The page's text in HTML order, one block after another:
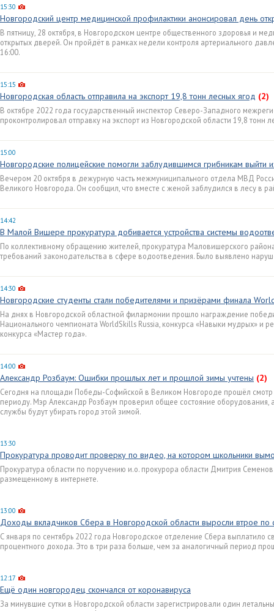
15:30
Новгородский центр медицинской профилактики анонсировал день
В пятницу, 28 октября, в Новгородском центре общественного здоровья и
открытых дверей. Он пройдёт в рамках недели контроля артериального
16:00.
15:15
Новгородская область отправила на экспорт 19,8 тонн лесных ягод (2)
В октябре 2022 года государственный инспектор Северо-Западного
проконтролировал отправку на экспорт из Новгородской области 19,8 тонн
15:00
Новгородские полицейские помогли заблудившимся грибникам выйти
Вечером 20 октября в дежурную часть межмуниципального отдела МВД
Великого Новгорода. Он сообщил, что вместе с женой заблудился в лесу в
14:42
В Малой Вишере прокуратура добивается устройства системы
По коллективному обращению жителей, прокуратура Маловишерского
требований законодательства в сфере водоотведения. Было выявлено
14:30
Новгородские студенты стали победителями и призёрами финала
На днях в Новгородской областной филармонии прошло награждение
Национального чемпионата WorldSkills Russia, конкурса «Навыки мудрых» и
конкурса «Мастер года».
14:00
Александр Розбаум: Ошибки прошлых лет и прошлой зимы учтены (2)
Сегодня на площади Победы-Софийской в Великом Новгороде прошёл смотр
периоду. Мэр Александр Розбаум проверил общее состояние оборудования,
службы будут убирать город этой зимой.
13:30
Прокуратура проводит проверку по видео, на котором школьники
Прокуратура области по поручению и.о. прокурора области Дмитрия
размещенному в интернете.
13:00
Доходы вкладчиков Сбера в Новгородской области выросли втрое
С января по сентябрь 2022 года Новгородское отделение Сбера выплатило
процентного дохода. Это в три раза больше, чем за аналогичный период
12:17
Ещё один новгородец скончался от коронавируса
За минувшие сутки в Новгородской области зарегистрировали один